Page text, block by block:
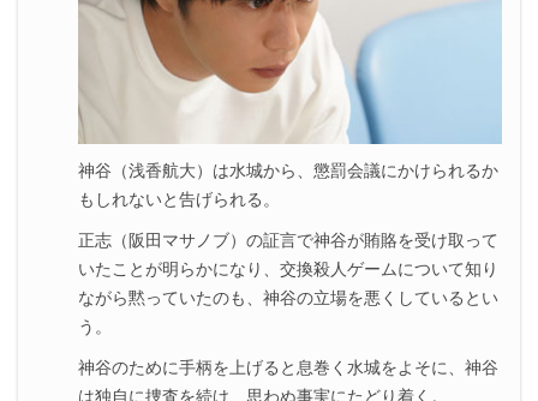
神谷（浅香航大）は水城から、懲罰会議にかけられるか
もしれないと告げられる。
正志（阪田マサノブ）の証言で神谷が賄賂を受け取って
いたことが明らかになり、交換殺人ゲームについて知り
ながら黙っていたのも、神谷の立場を悪くしているとい
う。
神谷のために手柄を上げると息巻く水城をよそに、神谷
は独自に捜査を続け、思わぬ事実にたどり着く。